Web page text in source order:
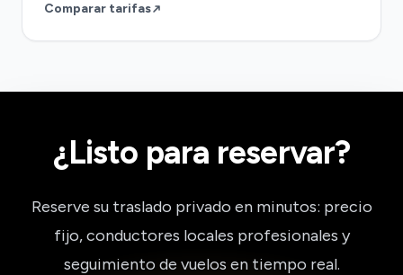
Comparar tarifas
¿Listo para reservar?
Reserve su traslado privado en minutos: precio
fijo, conductores locales profesionales y
seguimiento de vuelos en tiempo real.